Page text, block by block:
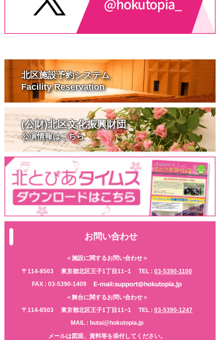
北区施設予約システム
Facility Reservation
(公財)北区文化振興財団
公演情報はこちら
お問い合わせ
＜施設に関するお問い合わせ＞
〒114-8503
東京都北区王子1丁目11−1 TEL :03-5390-1100
FAX : 03-5390-1409
＜舞台に関するお問い合わせ＞
〒114-8503
東京都北区王子1丁目11−1 TEL : 03-5390-1247
MAIL : butai@hokutopia.jp
メールは図面、資料等を添付してください。